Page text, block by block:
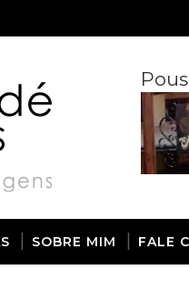
SOBRE MIM FALE